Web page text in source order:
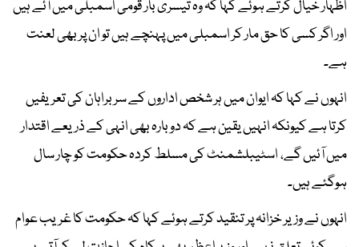
اظہار خیال کرتے ہوئے کہا کہ وہ تیسری بار قومی اسمبلی میں آئے ہیں
اور اگر کسی کا حق مار کر اسمبلی میں پہنچے ہیں تو ان پر بھی لعنت
ہے۔
انہوں نے کہا کہ ایوان میں ہر شخص اداروں کے سربراہان کی تعریفیں
کرتا ہے کیونکہ انہیں یقین ہے کہ دوبارہ بھی انہی کے ذریعے اقتدار
میں آئیں گے، اسٹیبلشمنٹ کی مسلط کردہ حکومت کو چار سال
ہوگئے ہیں۔
انہوں نے وزیر خزانہ پر تنقید کرتے ہوئے کہا کہ حکومت کا غریب عوام